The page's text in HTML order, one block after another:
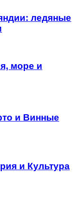
ледяные
море и
и Винные
и Культура